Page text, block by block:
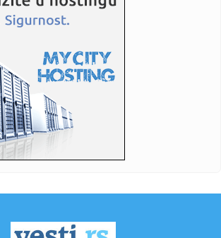
se odmotava: Evo koliko su članovi moldavskog
dobija dokumentarac o životu i karijeri
pojava na Spasovdan odlučuje kakva nas
koja je zapalila Srbiju! Evo kako kuća na selu